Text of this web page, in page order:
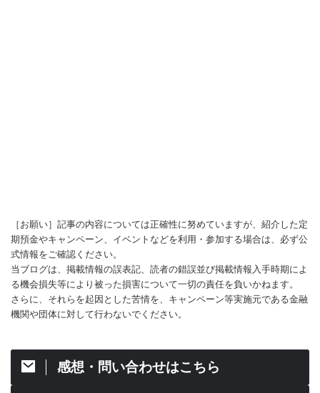
［お願い］記事の内容については正確性に努めていますが、紹介した定
期預金やキャンペーン、イベントなどを利用・参加する場合は、必ず公
式情報をご確認ください。
当ブログは、掲載情報の誤表記、読者の錯誤並び掲載情報入手時期によ
る機会損失等により被った損害について一切の責任を負いかねます。
さらに、それらを起因とした苦情を、キャンペーン等実施元である金融
機関や団体に対して行わないでください。
感想・問い合わせはこちら